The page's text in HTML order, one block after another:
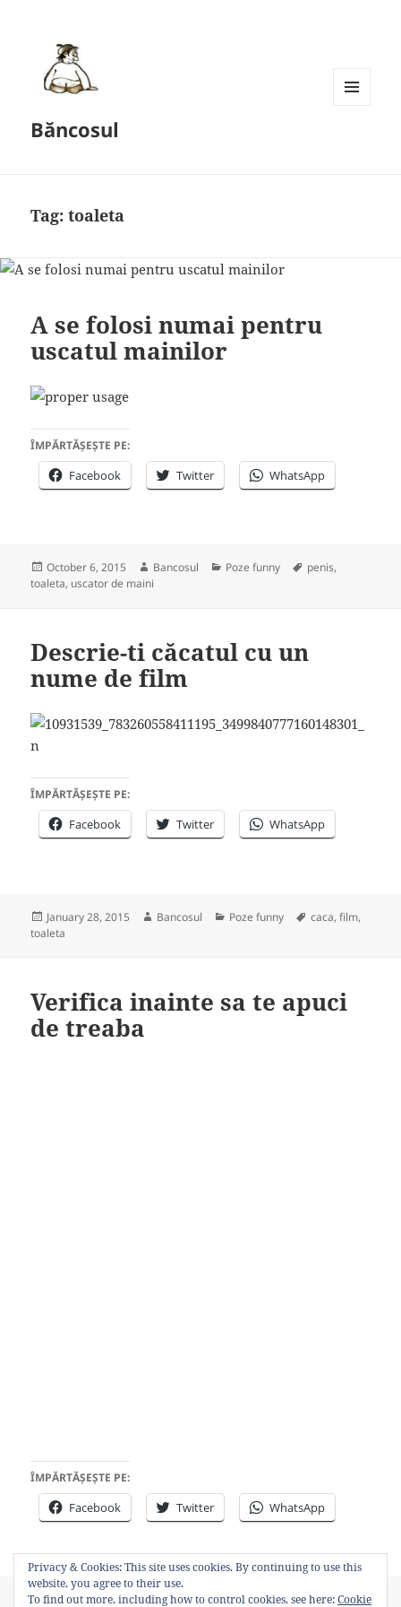
Băncosul
Tag:toaleta
A se folosi numai pentru
uscatul mainilor
ÎMPĂRTĂȘEȘTE PE:
Facebook Twitter WhatsApp
Posted
on
October 6, 2015 Author
Bancosul Categories
Poze funny Tags
penis,
toaleta, uscator de maini
Descrie-ti căcatul cu un
nume de film
ÎMPĂRTĂȘEȘTE PE:
Facebook Twitter WhatsApp
Posted
on
January 28, 2015 Author
Bancosul Categories
Poze funny Tags
caca,film,
toaleta
Verifica inainte sa te apuci
de treaba
ÎMPĂRTĂȘEȘTE PE:
Facebook Twitter WhatsApp
Posted
October 11, 2011 Author
Bancosul Categories
Video Tags
paianjen,
Privacy & Cookies: This site uses cookies. By continuing to use this
website, you agree to their use.
To find out more, including how to control cookies, see here:Cookie